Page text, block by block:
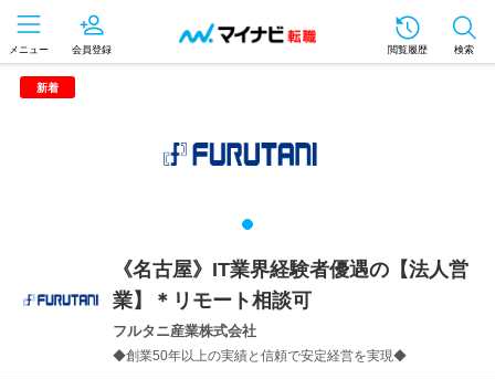
メニュー 会員登録 閲覧履歴 検索
新着
《名古屋》IT業界経験者優遇の【法人営
業】＊リモート相談可
フルタニ産業株式会社
◆創業50年以上の実績と信頼で安定経営を実現◆